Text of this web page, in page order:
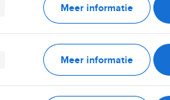
Meer informatie
Meer informatie